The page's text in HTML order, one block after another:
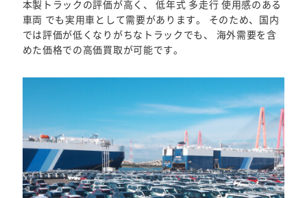
本製トラックの評価が高く、 低年式 多走行 使用感のある
車両 でも実用車として需要があります。 そのため、国内
では評価が低くなりがちなトラックでも、 海外需要を含
めた価格での高価買取が可能です。